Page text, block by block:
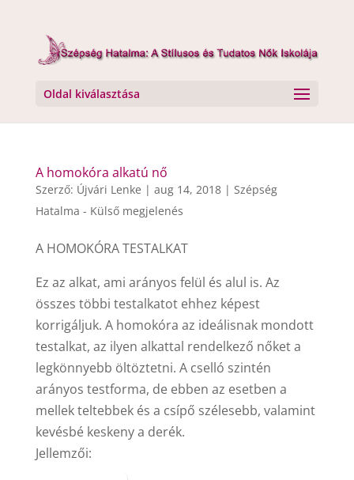
Oldal kiválasztása
A homokóra alkatú nő
Szerző: Újvári Lenke | aug 14, 2018| Szépség
Hatalma - Külső megjelenés
A HOMOKÓRA TESTALKAT
Ez az alkat, ami arányos felül és alul is. Az
összes többi testalkatot ehhez képest
korrigáljuk. A homokóra az ideálisnak mondott
testalkat, az ilyen alkattal rendelkező nőket a
legkönnyebb öltöztetni. A cselló szintén
arányos testforma, de ebben az esetben a
mellek teltebbek és a csípő szélesebb, valamint
kevésbé keskeny a derék.
Jellemzői: